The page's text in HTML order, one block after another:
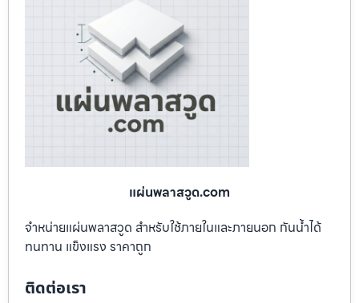
แผ่นพลาสวูด.com
จำหน่ายแผ่นพลาสวูด สำหรับใช้ภายในและภายนอก กันน้ำได้
ทนทาน แข็งแรง ราคาถูก
ติดต่อเรา